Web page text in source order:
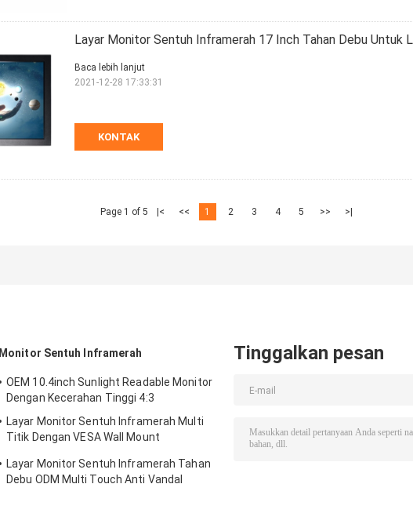
Layar Monitor Sentuh Inframerah 17 Inch Tahan Debu Untuk
KONTAK
Baca lebih lanjut
2021-12-28 17:33:31
Page 1 of 5 |< << 1 2 3 4 5 >> >|
Monitor Sentuh Inframerah
OEM 10.4inch Sunlight Readable Monitor
Dengan Kecerahan Tinggi 4:3
Layar Monitor Sentuh Inframerah Multi
Titik Dengan VESA Wall Mount
Layar Monitor Sentuh Inframerah Tahan
Debu ODM Multi Touch Anti Vandal
Tinggalkan pesan